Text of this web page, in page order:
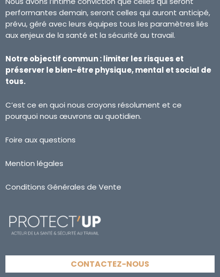
performantes demain, seront celles qui auront anticipé,
prévu, géré avec leurs équipes tous les paramètres liés
aux enjeux de la santé et la sécurité au travail.
Notre objectif commun : limiter les risques et
préserver le bien-être physique, mental et social de
tous.
C’est ce en quoi nous croyons résolument et ce
pourquoi nous œuvrons au quotidien.
Foire aux questions
Mention légales
Conditions Générales de Vente
CONTACTEZ-NOUS